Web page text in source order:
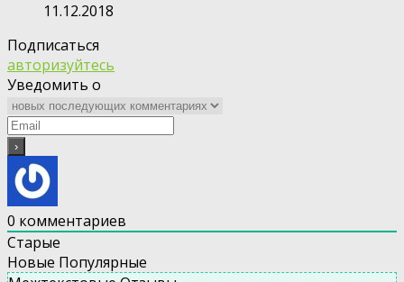
11.12.2018
Подписаться
авторизуйтесь
Уведомить о
0 комментариев
Старые
Новые Популярные